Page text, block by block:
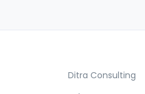
Ditra Consulting